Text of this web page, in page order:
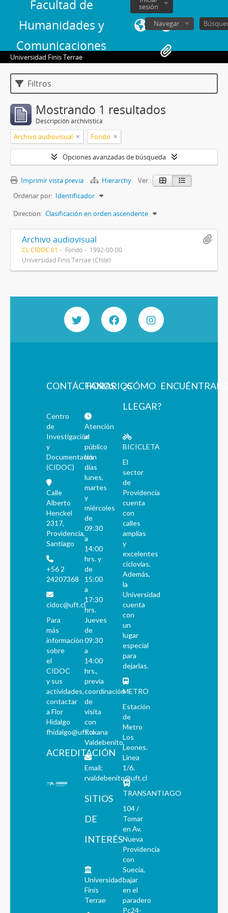
Facultad de
Humanidades y
Comunicaciones
sesión
Navegar
Universidad Finis Terrae
Filtros
Mostrando 1 resultados
Descripción archivística
Archivo audiovisual Fondo
Opciones avanzadas de búsqueda
Imprimir vista previa Hierarchy
Ver :
Ordenar por: Identificador
Direction: Clasificación en orden ascendente
Archivo audiovisual
CL CIDOC 01 Fondo
1992-00-00
Universidad Finis Terrae (Chile)
CONTÁCTANOS
Centro
de
Investigación
y
Documentación
(CIDOC)
Calle
Alberto
Henckel
2317,
Providencia,
Santiago
+56 2
24207368
cidoc@uft.cl
Para
más
información
sobre
el
CIDOC
y sus
actividades,
contactar
a Flor
Hidalgo
fhidalgo@uft.cl
ACREDITACIÓN
HORARIOS
Atención
al
público
los
días
lunes,
martes
y
miércoles
de
09:30
a
14:00
hrs. y
de
15:00
a
17:30
hrs.
Jueves
de
09:30
a
14:00
hrs.,
previa
coordinación
de
visita
con
Roxana
Valdebenito.
Email:
rvaldebenito@uft.cl
SITIOS
DE
INTERÉS
Universidad
Finis
Terrae
¿CÓMO
LLEGAR?
BICICLETA
El
sector
de
Providencia
cuenta
con
calles
amplias
y
excelentes
ciclovías.
Además,
la
Universidad
cuenta
con
un
lugar
especial
para
dejarlas.
METRO
Estación
de
Metro
Los
Leones.
Línea
1/6.
TRANSANTIAGO
104 /
Tomar
en Av.
Nueva
Providencia
con
Suecia,
bajar
en el
paradero
Pc24-